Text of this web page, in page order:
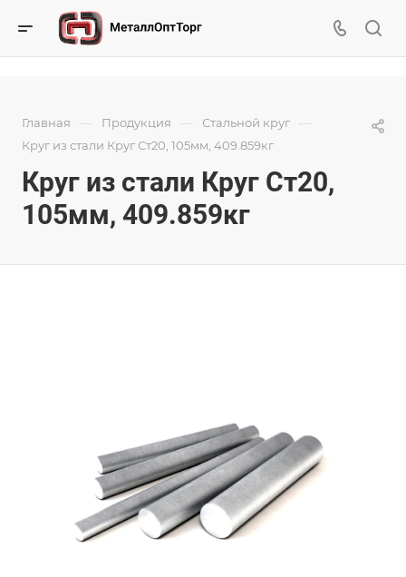
Главная — Продукция — Стальной круг —
Круг из стали Круг Ст20, 105мм, 409.859кг
Круг из стали Круг Ст20,
105мм, 409.859кг